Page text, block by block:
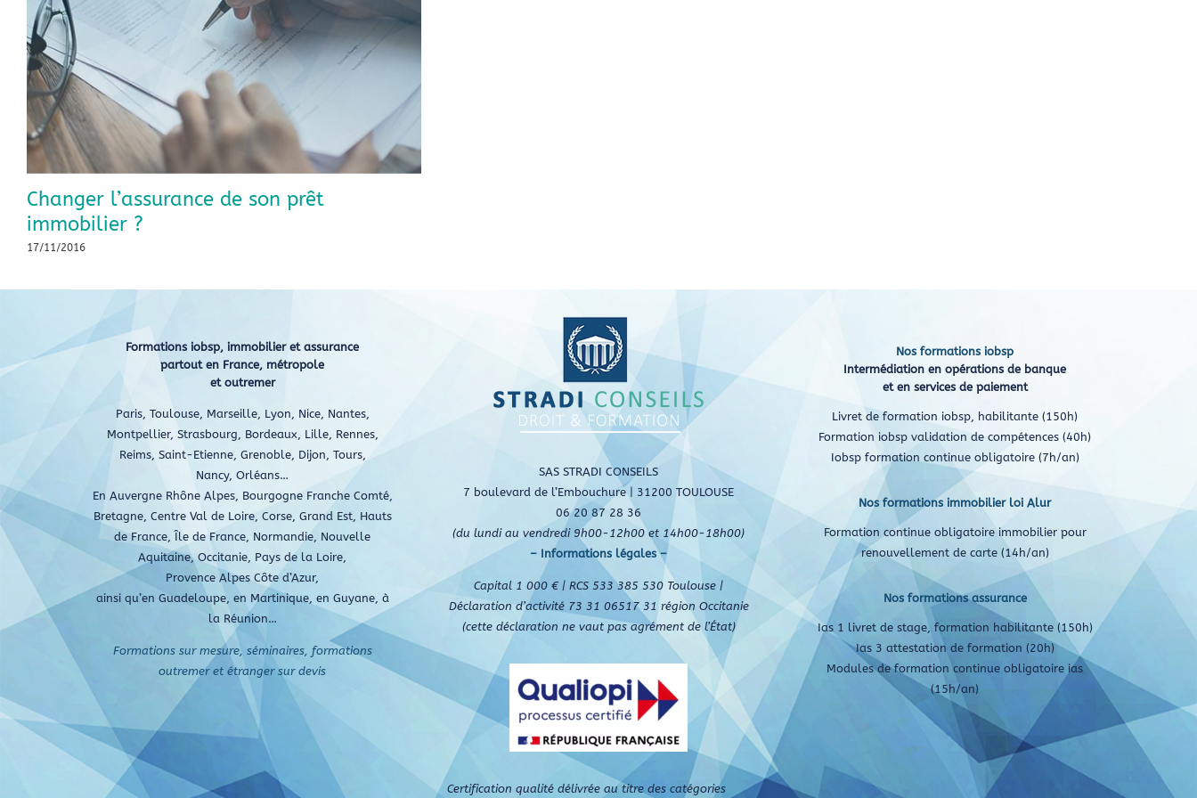
Changer l’assurance de son prêt
immobilier ?
17/11/2016
Formations iobsp, immobilier et assurance
partout en France, métropole
et outremer
Paris, Toulouse, Marseille, Lyon, Nice, Nantes,
Montpellier, Strasbourg, Bordeaux, Lille, Rennes,
Reims, Saint-Etienne, Grenoble, Dijon, Tours,
Nancy, Orléans…
En Auvergne Rhône Alpes, Bourgogne Franche Comté,
Bretagne, Centre Val de Loire, Corse, Grand Est, Hauts
de France, Île de France, Normandie, Nouvelle
Aquitaine, Occitanie, Pays de la Loire,
Provence Alpes Côte d’Azur,
ainsi qu’en Guadeloupe, en Martinique, en Guyane, à
la Réunion…
Formations sur mesure, séminaires, formations
outremer et étranger sur devis
SAS STRADI CONSEILS
7 boulevard de l’Embouchure | 31200 TOULOUSE
06 20 87 28 36
(du lundi au vendredi 9h00-12h00 et 14h00-18h00)
– Informations légales –
Capital 1 000 € | RCS 533 385 530 Toulouse |
Déclaration d’activité 73 31 06517 31 région Occitanie
(cette déclaration ne vaut pas agrément de l’État)
Certification qualité délivrée au titre des catégories
Nos formations iobsp
Intermédiation en opérations de banque
et en services de paiement
Livret de formation iobsp, habilitante (150h)
Formation iobsp validation de compétences (40h)
Iobsp formation continue obligatoire (7h/an)
Nos formations immobilier loi Alur
Formation continue obligatoire immobilier pour
renouvellement de carte (14h/an)
Nos formations assurance
Ias 1 livret de stage, formation habilitante (150h)
Ias 3 attestation de formation (20h)
Modules de formation continue obligatoire ias
(15h/an)